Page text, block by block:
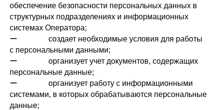
обеспечение безопасности персональных данных в
структурных подразделениях и информационных
системах Оператора;
ー создает необходимые условия для работы
с персональными данными;
ー организует учет документов, содержащих
персональные данные;
ー организует работу с информационными
системами, в которых обрабатываются персональные
данные;